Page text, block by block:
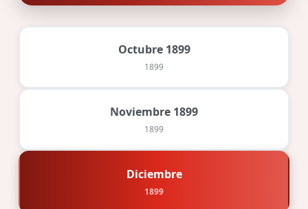
Octubre 1899
1899
Noviembre 1899
1899
Diciembre
1899